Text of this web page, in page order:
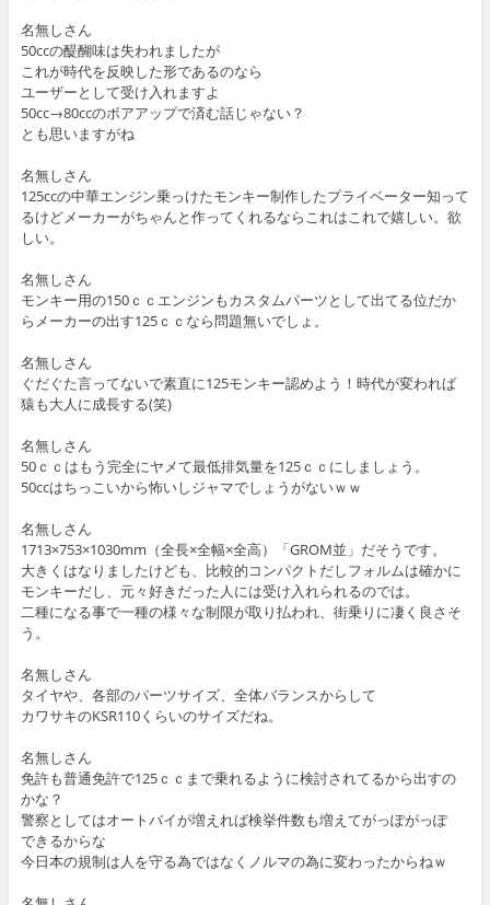
名無しさん
50ccの醍醐味は失われましたが
これが時代を反映した形であるのなら
ユーザーとして受け入れますよ
50cc→80ccのボアアップで済む話じゃない？
とも思いますがね
名無しさん
125ccの中華エンジン乗っけたモンキー制作したプライベーター知って
るけどメーカーがちゃんと作ってくれるならこれはこれで嬉しい。欲
しい。
名無しさん
モンキー用の150ｃｃエンジンもカスタムパーツとして出てる位だか
らメーカーの出す125ｃｃなら問題無いでしょ。
名無しさん
ぐだぐた言ってないで素直に125モンキー認めよう！時代が変われば
猿も大人に成長する(笑)
名無しさん
50ｃｃはもう完全にヤメて最低排気量を125ｃｃにしましょう。
50ccはちっこいから怖いしジャマでしょうがないｗｗ
名無しさん
1713×753×1030mm（全長×全幅×全高）「GROM並」だそうです。
大きくはなりましたけども、比較的コンパクトだしフォルムは確かに
モンキーだし、元々好きだった人には受け入れられるのでは。
二種になる事で一種の様々な制限が取り払われ、街乗りに凄く良さそ
う。
名無しさん
タイヤや、各部のパーツサイズ、全体バランスからして
カワサキのKSR110くらいのサイズだね。
名無しさん
免許も普通免許で125ｃｃまで乗れるように検討されてるから出すの
かな？
警察としてはオートバイが増えれば検挙件数も増えてがっぽがっぽ
できるからな
今日本の規制は人を守る為ではなくノルマの為に変わったからねｗ